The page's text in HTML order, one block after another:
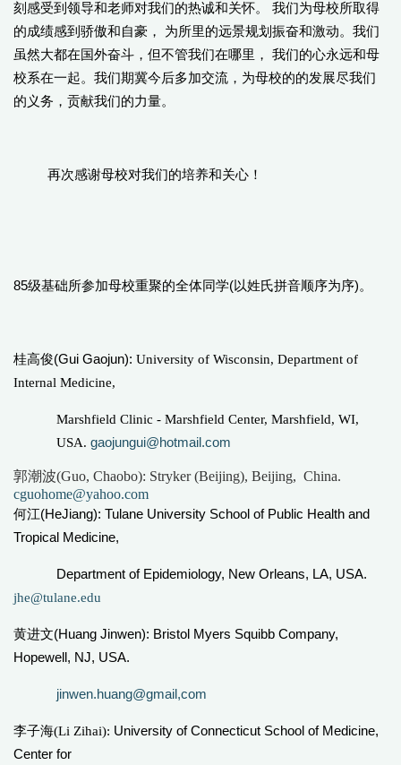
刻感受到领导和老师对我们的热诚和关怀。
我们为母校所取得
的成绩感到骄傲和自豪，
为所里的远景规划振奋和激动。我们
虽然大都在国外奋斗，但不管我们在哪里，
我们的心永远和母
校系在一起。我们期冀今后多加交流，为母校的的发展尽我们
的义务，贡献我们的力量。
再次感谢母校对我们的培养和关心！
85级基础所参加母校重聚的全体同学(以姓氏拼音顺序为序)。
桂高俊(Gui Gaojun): University of Wisconsin, Department of
Internal Medicine,
Marshfield Clinic - Marshfield Center, Marshfield, WI,
USA. gaojungui@hotmail.com
郭潮波
cguohome@yahoo.com
何江(HeJiang): Tulane University School of Public Health and
Tropical Medicine,
Department of Epidemiology, New Orleans, LA, USA.
jhe@tulane.edu
黄进文(Huang Jinwen): Bristol Myers Squibb Company,
Hopewell, NJ, USA.
jinwen.huang@gmail,com
李子海(Li Zihai): University of Connecticut School of Medicine,
Center for